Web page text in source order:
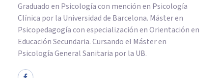
Graduado en Psicología con mención en Psicología
Clínica por la Universidad de Barcelona. Máster en
Psicopedagogía con especialización en Orientación en
Educación Secundaria. Cursando el Máster en
Psicología General Sanitaria por la UB.